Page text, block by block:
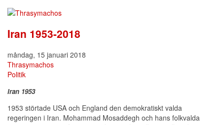
Iran 1953-2018
måndag, 15 januari 2018
Thrasymachos
Politik
Iran 1953
1953 störtade USA och England den demokratiskt valda
regeringen i Iran. Mohammad Mosaddegh och hans folkvalda